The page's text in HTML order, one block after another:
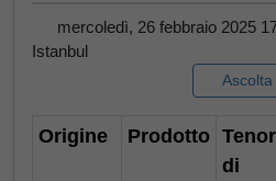
mercoledì, 26 febbraio 2025
Istanbul
Ascolta
Origine Prodotto
di